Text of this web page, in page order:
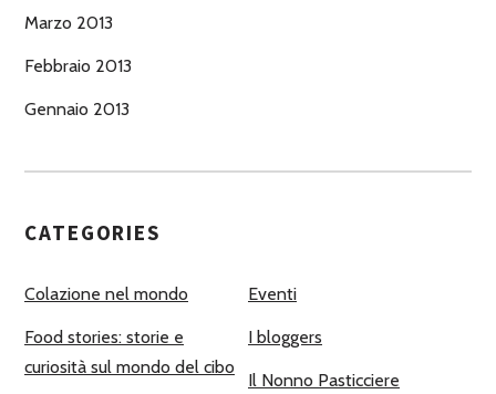
Marzo 2013
Febbraio 2013
Gennaio 2013
CATEGORIES
Colazione nel mondo Eventi
Food stories: storie e
curiosità sul mondo del cibo
I bloggers
Il Nonno Pasticciere